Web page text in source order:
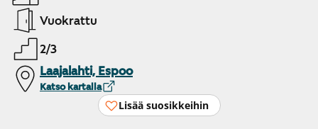
Vuokrattu
2/3
Laajalahti, Espoo
Katso kartalla
Lisää suosikkeihin